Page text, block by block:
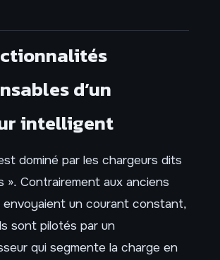
d’un
intelligent
dominé par les chargeurs dits
». Contrairement aux anciens
envoyaient un courant constant,
sont pilotés par un
qui segmente la charge en